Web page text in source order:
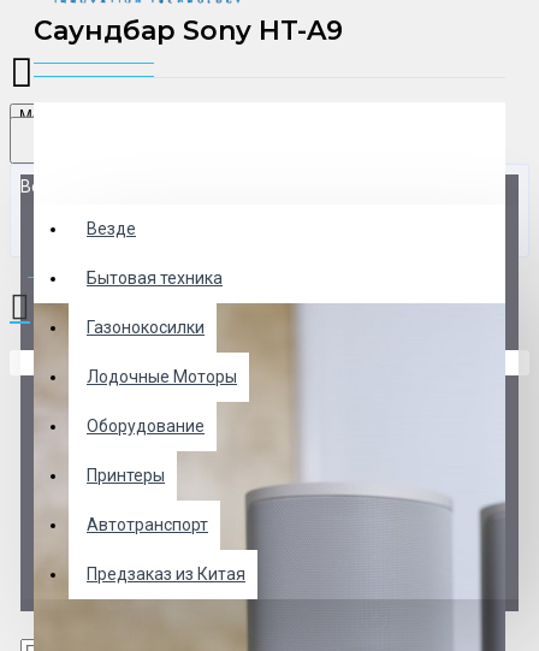
Menu
Везде
Везде
Бытовая техника
Газонокосилки
Лодочные Моторы
Оборудование
Принтеры
Автотранспорт
Предзаказ из Китая
0 товар(ов) - 0 р.
Саундбар Sony HT-A9